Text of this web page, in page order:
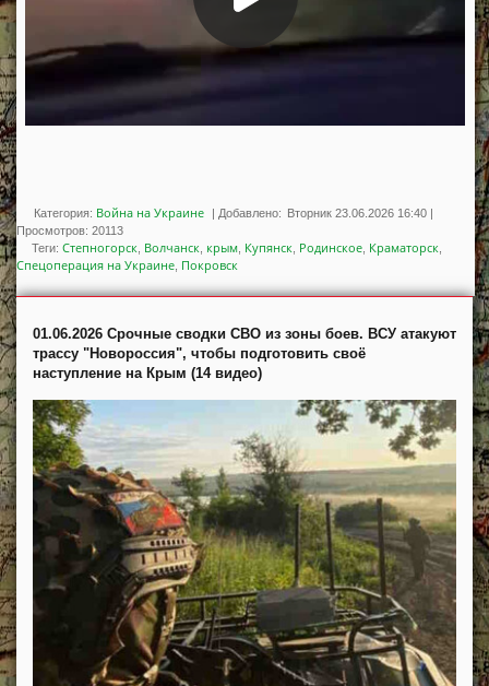
Категория: Война на Украине | Добавлено: Вторник 23.06.2026 16:40 |
Просмотров: 20113
Теги: Степногорск Волчанск крым Купянск Родинское Краматорск
Спецоперация на Украине Покровск
01.06.2026 Срочные сводки СВО из зоны боев. ВСУ атакуют
трассу "Новороссия", чтобы подготовить своё
наступление на Крым (14 видео)